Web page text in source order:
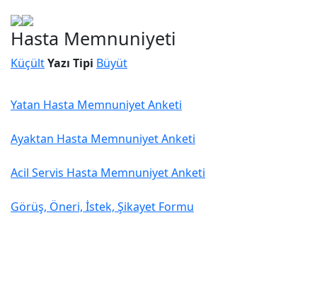
Hasta Memnuniyeti
KüçültYazı Tipi Büyüt
Yatan Hasta Memnuniyet Anketi
Ayaktan Hasta Memnuniyet Anketi
Acil Servis Hasta Memnuniyet Anketi
Görüş, Öneri, İstek, Şikayet Formu